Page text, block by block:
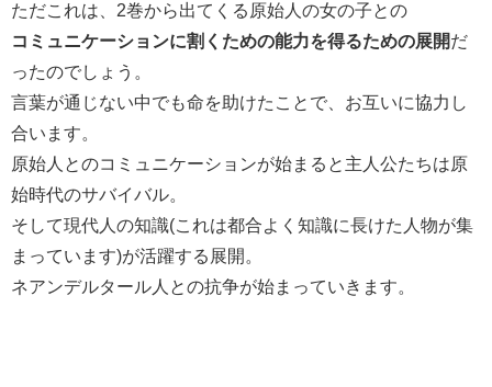
ただこれは、2巻から出てくる原始人の女の子との
コミュニケーションに割くための能力を得るための展開だ
ったのでしょう。
言葉が通じない中でも命を助けたことで、お互いに協力し
合います。
原始人とのコミュニケーションが始まると主人公たちは原
始時代のサバイバル。
そして現代人の知識(これは都合よく知識に長けた人物が集
まっています)が活躍する展開。
ネアンデルタール人との抗争が始まっていきます。